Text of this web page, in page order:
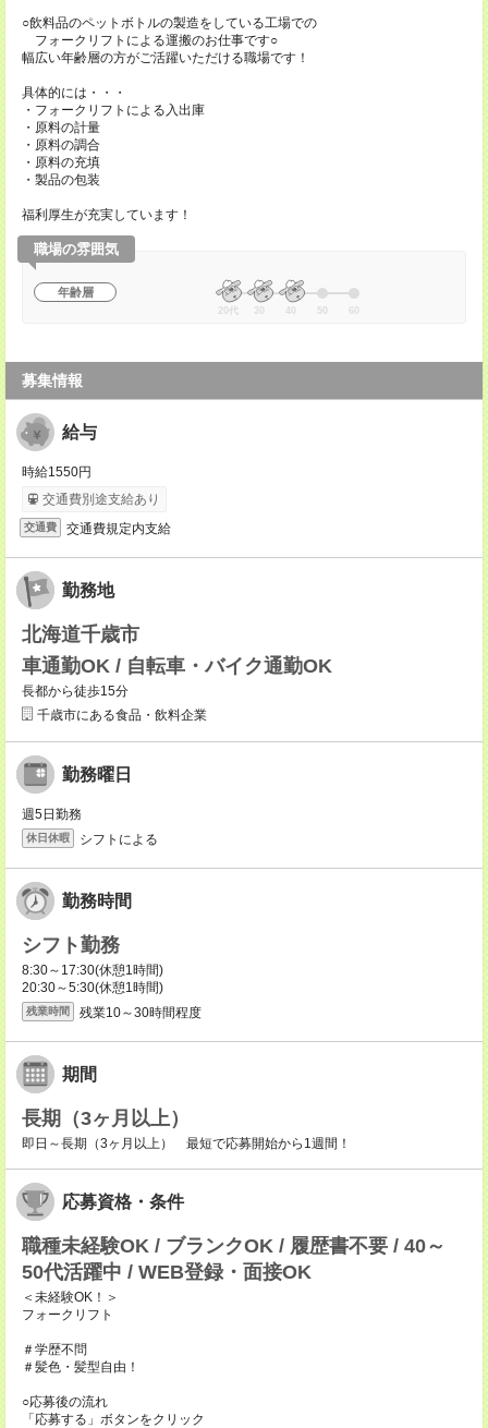
○飲料品のペットボトルの製造をしている工場での
フォークリフトによる運搬のお仕事です○
幅広い年齢層の方がご活躍いただける職場です！
具体的には・・・
・フォークリフトによる入出庫
・原料の計量
・原料の調合
・原料の充填
・製品の包装
福利厚生が充実しています！
職場の雰囲気
年齢層
20代 30 40 50 60
募集情報
給与
時給1550円
交通費別途支給あり
交通費 交通費規定内支給
勤務地
北海道千歳市
車通勤OK / 自転車・バイク通勤OK
長都から徒歩15分
千歳市にある食品・飲料企業
勤務曜日
週5日勤務
休日休暇 シフトによる
勤務時間
シフト勤務
8:30～17:30(休憩1時間)
20:30～5:30(休憩1時間)
残業時間 残業10～30時間程度
期間
長期（3ヶ月以上）
即日～長期（3ヶ月以上） 最短で応募開始から1週間！
応募資格・条件
職種未経験OK / ブランクOK / 履歴書不要 / 40～
50代活躍中 / WEB登録・面接OK
＜未経験OK！＞
フォークリフト
＃学歴不問
＃髪色・髪型自由！
○応募後の流れ
「応募する」ボタンをクリック